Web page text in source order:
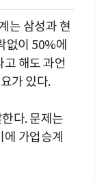
는 삼성과 현
없이 50%에
해도 과언
가 있다.
다. 문제는
가업승계